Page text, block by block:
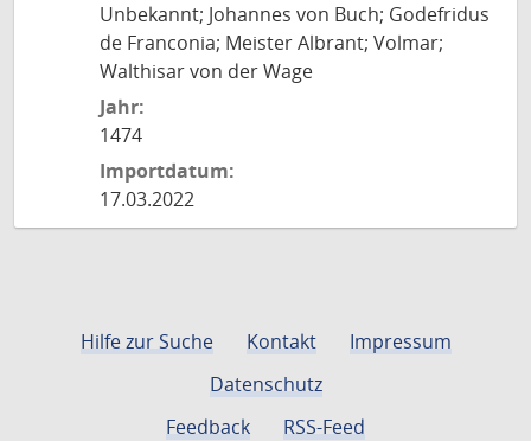
Unbekannt; Johannes von Buch; Godefridus
de Franconia; Meister Albrant; Volmar;
Walthisar von der Wage
Jahr:
1474
Importdatum:
17.03.2022
Hilfe zur Suche Kontakt
Impressum
Datenschutz
Feedback
RSS-Feed